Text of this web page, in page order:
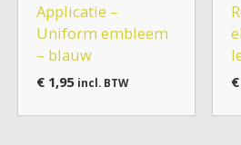
Applicatie –
Uniform embleem
– blauw
€1,95 incl. BTW €